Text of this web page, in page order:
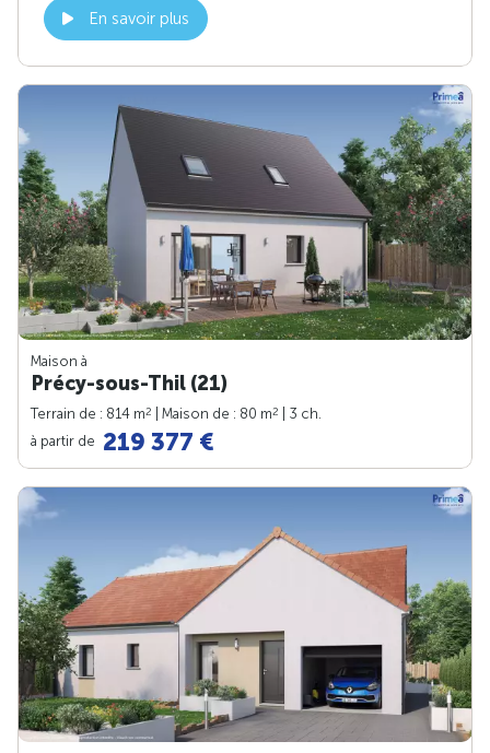
En savoir plus
Maison à
Précy-sous-Thil (21)
Terrain de : 814 m2 | Maison de : 80 m2
| 3 ch.
à partir de 219 377 €